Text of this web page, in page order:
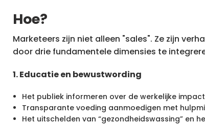
Hoe?
Marketeers zijn niet alleen "sales". Ze zijn
door drie fundamentele dimensies te
1. Educatie en bewustwording
Het publiek informeren over de werkelijke
Transparante voeding aanmoedigen met
Het uitschelden van “gezondheidswassing” en